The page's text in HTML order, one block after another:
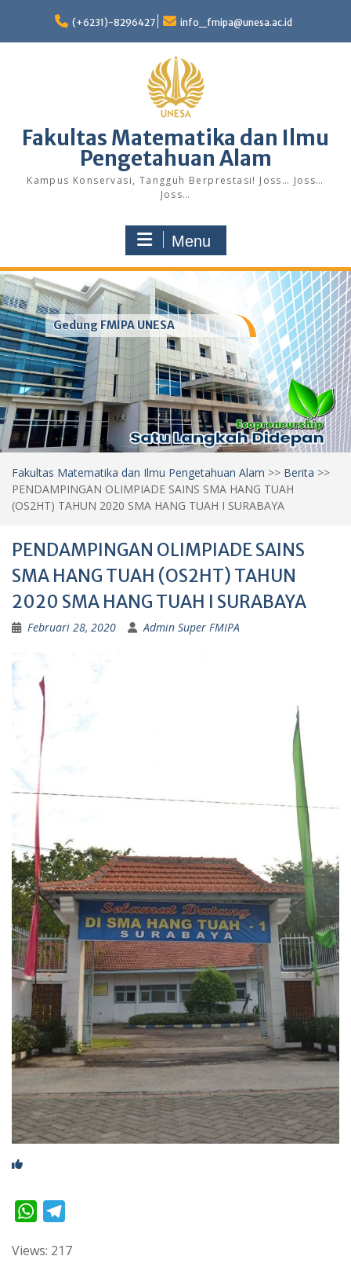
content
(+6231)-8296427 info_fmipa@unesa.ac.id
Fakultas Matematika dan Ilmu
Pengetahuan Alam
Kampus Konservasi, Tangguh Berprestasi! Joss… Joss…
Joss…
Menu
Gedung FMIPA UNESA
Fakultas Matematika dan Ilmu Pengetahuan Alam >> Berita >>
PENDAMPINGAN OLIMPIADE SAINS SMA HANG TUAH
(OS2HT) TAHUN 2020 SMA HANG TUAH I SURABAYA
PENDAMPINGAN OLIMPIADE SAINS
SMA HANG TUAH (OS2HT) TAHUN
2020 SMA HANG TUAH I SURABAYA
Februari 28, 2020 Admin Super FMIPA
W
a
l
Views: 217